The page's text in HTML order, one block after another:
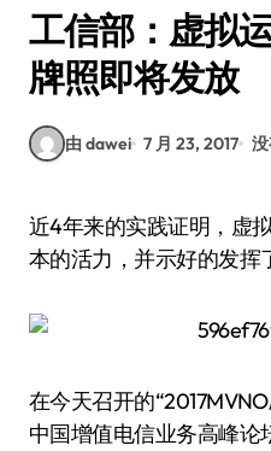
工信部：虚拟
牌照即将发放
由 dawei 7 月 23, 2017
近4年来的实践证明，虚拟运营商充分释放了民营资
本的活力，并示好的发挥
在今天召开的
中国增值电信业务高峰论